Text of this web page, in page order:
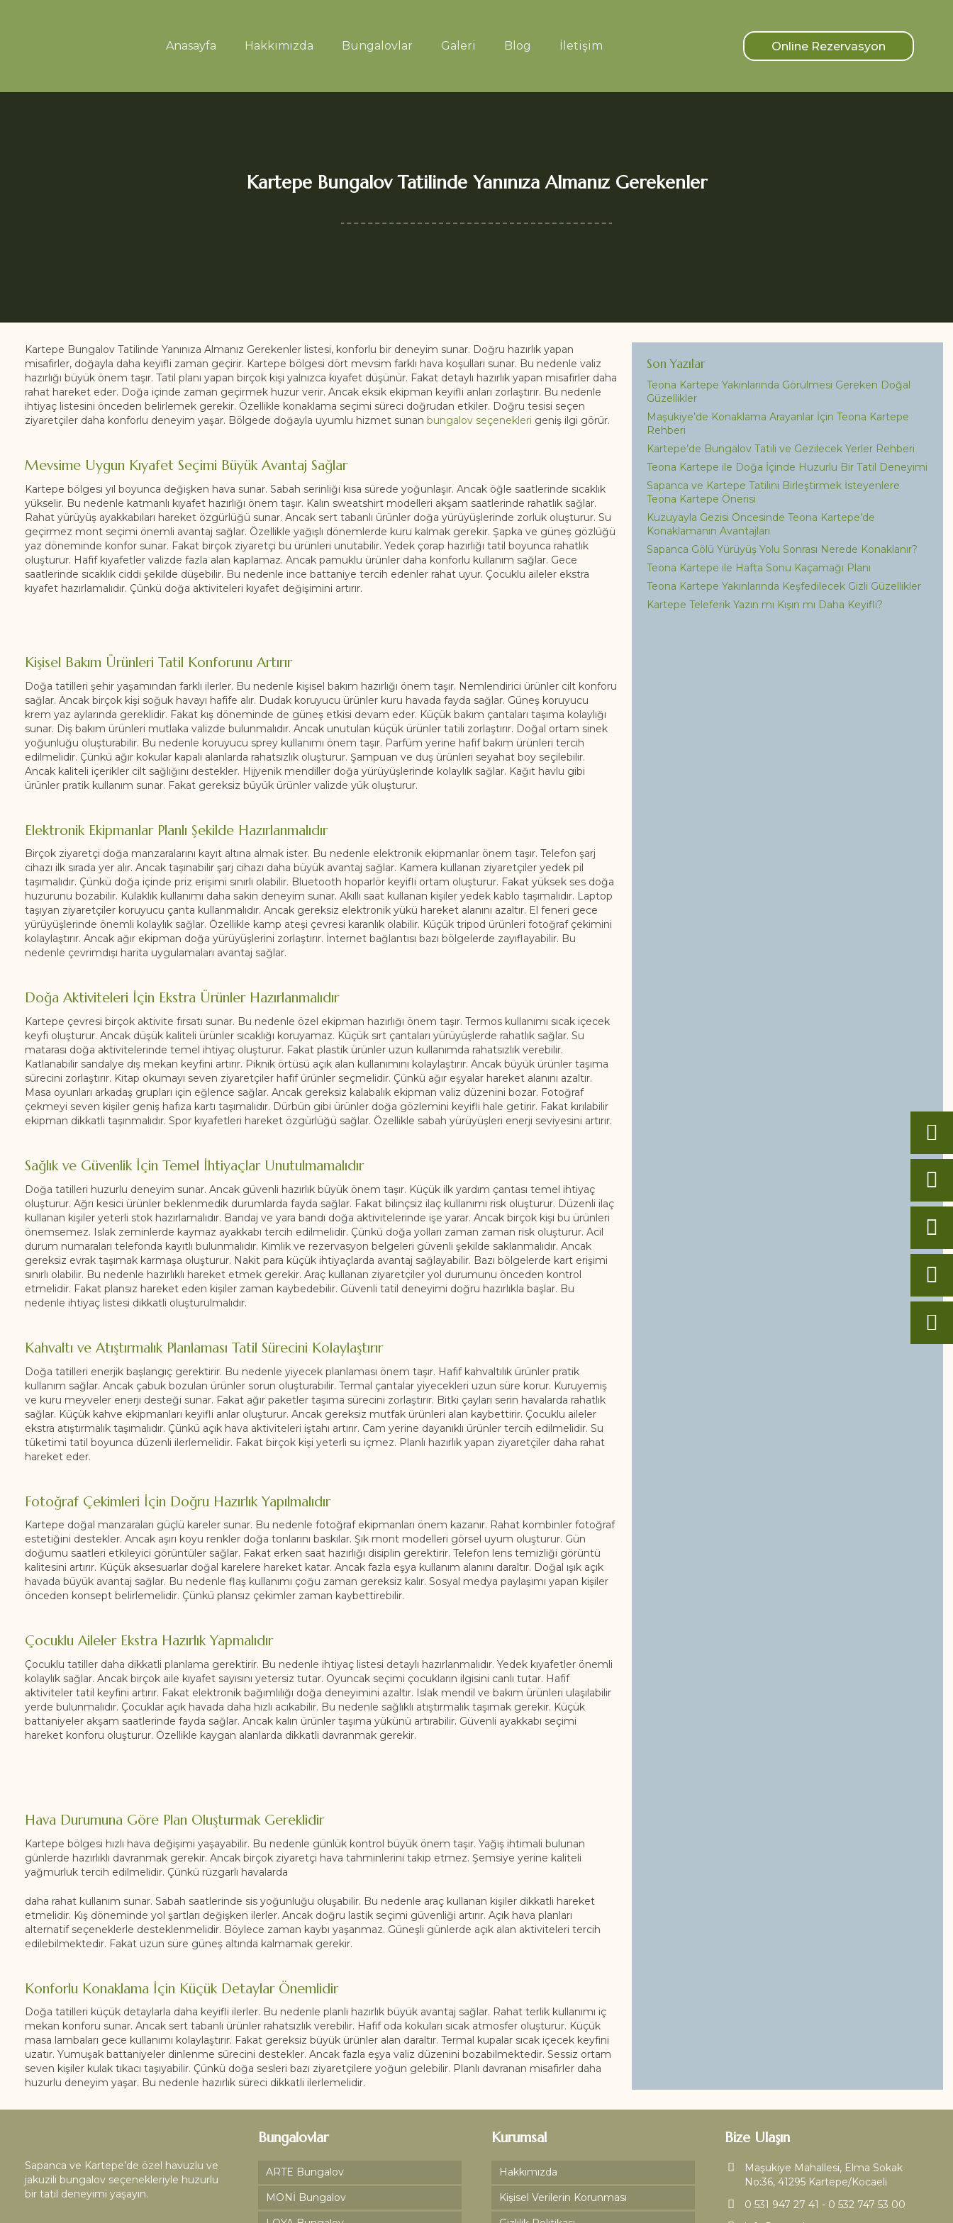
Anasayfa Hakkımızda Bungalovlar Galeri Blog İletişim Online Rezervasyon
Kartepe Bungalov Tatilinde Yanınıza Almanız Gerekenler
Kartepe Bungalov Tatilinde Yanınıza Almanız Gerekenler listesi, konforlu bir deneyim sunar. Doğru hazırlık yapan
misafirler, doğayla daha keyifli zaman geçirir. Kartepe bölgesi dört mevsim farklı hava koşulları sunar. Bu nedenle valiz
hazırlığı büyük önem taşır. Tatil planı yapan birçok kişi yalnızca kıyafet düşünür. Fakat detaylı hazırlık yapan misafirler daha
rahat hareket eder. Doğa içinde zaman geçirmek huzur verir. Ancak eksik ekipman keyifli anları zorlaştırır. Bu nedenle
ihtiyaç listesini önceden belirlemek gerekir. Özellikle konaklama seçimi süreci doğrudan etkiler. Doğru tesisi seçen
ziyaretçiler daha konforlu deneyim yaşar. Bölgede doğayla uyumlu hizmet sunan bungalov seçenekleri geniş ilgi görür.
Mevsime Uygun Kıyafet Seçimi Büyük Avantaj Sağlar
Kartepe bölgesi yıl boyunca değişken hava sunar. Sabah serinliği kısa sürede yoğunlaşır. Ancak öğle saatlerinde sıcaklık
yükselir. Bu nedenle katmanlı kıyafet hazırlığı önem taşır. Kalın sweatshirt modelleri akşam saatlerinde rahatlık sağlar.
Rahat yürüyüş ayakkabıları hareket özgürlüğü sunar. Ancak sert tabanlı ürünler doğa yürüyüşlerinde zorluk oluşturur. Su
geçirmez mont seçimi önemli avantaj sağlar. Özellikle yağışlı dönemlerde kuru kalmak gerekir. Şapka ve güneş gözlüğü
yaz döneminde konfor sunar. Fakat birçok ziyaretçi bu ürünleri unutabilir. Yedek çorap hazırlığı tatil boyunca rahatlık
oluşturur. Hafif kıyafetler valizde fazla alan kaplamaz. Ancak pamuklu ürünler daha konforlu kullanım sağlar. Gece
saatlerinde sıcaklık ciddi şekilde düşebilir. Bu nedenle ince battaniye tercih edenler rahat uyur. Çocuklu aileler ekstra
kıyafet hazırlamalıdır. Çünkü doğa aktiviteleri kıyafet değişimini artırır.
Kişisel Bakım Ürünleri Tatil Konforunu Artırır
Doğa tatilleri şehir yaşamından farklı ilerler. Bu nedenle kişisel bakım hazırlığı önem taşır. Nemlendirici ürünler cilt konforu
sağlar. Ancak birçok kişi soğuk havayı hafife alır. Dudak koruyucu ürünler kuru havada fayda sağlar. Güneş koruyucu
krem yaz aylarında gereklidir. Fakat kış döneminde de güneş etkisi devam eder. Küçük bakım çantaları taşıma kolaylığı
sunar. Diş bakım ürünleri mutlaka valizde bulunmalıdır. Ancak unutulan küçük ürünler tatili zorlaştırır. Doğal ortam sinek
yoğunluğu oluşturabilir. Bu nedenle koruyucu sprey kullanımı önem taşır. Parfüm yerine hafif bakım ürünleri tercih
edilmelidir. Çünkü ağır kokular kapalı alanlarda rahatsızlık oluşturur. Şampuan ve duş ürünleri seyahat boy seçilebilir.
Ancak kaliteli içerikler cilt sağlığını destekler. Hijyenik mendiller doğa yürüyüşlerinde kolaylık sağlar. Kağıt havlu gibi
ürünler pratik kullanım sunar. Fakat gereksiz büyük ürünler valizde yük oluşturur.
Elektronik Ekipmanlar Planlı Şekilde Hazırlanmalıdır
Birçok ziyaretçi doğa manzaralarını kayıt altına almak ister. Bu nedenle elektronik ekipmanlar önem taşır. Telefon şarj
cihazı ilk sırada yer alır. Ancak taşınabilir şarj cihazı daha büyük avantaj sağlar. Kamera kullanan ziyaretçiler yedek pil
taşımalıdır. Çünkü doğa içinde priz erişimi sınırlı olabilir. Bluetooth hoparlör keyifli ortam oluşturur. Fakat yüksek ses doğa
huzurunu bozabilir. Kulaklık kullanımı daha sakin deneyim sunar. Akıllı saat kullanan kişiler yedek kablo taşımalıdır. Laptop
taşıyan ziyaretçiler koruyucu çanta kullanmalıdır. Ancak gereksiz elektronik yükü hareket alanını azaltır. El feneri gece
yürüyüşlerinde önemli kolaylık sağlar. Özellikle kamp ateşi çevresi karanlık olabilir. Küçük tripod ürünleri fotoğraf çekimini
kolaylaştırır. Ancak ağır ekipman doğa yürüyüşlerini zorlaştırır. İnternet bağlantısı bazı bölgelerde zayıflayabilir. Bu
nedenle çevrimdışı harita uygulamaları avantaj sağlar.
Doğa Aktiviteleri İçin Ekstra Ürünler Hazırlanmalıdır
Kartepe çevresi birçok aktivite fırsatı sunar. Bu nedenle özel ekipman hazırlığı önem taşır. Termos kullanımı sıcak içecek
keyfi oluşturur. Ancak düşük kaliteli ürünler sıcaklığı koruyamaz. Küçük sırt çantaları yürüyüşlerde rahatlık sağlar. Su
matarası doğa aktivitelerinde temel ihtiyaç oluşturur. Fakat plastik ürünler uzun kullanımda rahatsızlık verebilir.
Katlanabilir sandalye dış mekan keyfini artırır. Piknik örtüsü açık alan kullanımını kolaylaştırır. Ancak büyük ürünler taşıma
sürecini zorlaştırır. Kitap okumayı seven ziyaretçiler hafif ürünler seçmelidir. Çünkü ağır eşyalar hareket alanını azaltır.
Masa oyunları arkadaş grupları için eğlence sağlar. Ancak gereksiz kalabalık ekipman valiz düzenini bozar. Fotoğraf
çekmeyi seven kişiler geniş hafıza kartı taşımalıdır. Dürbün gibi ürünler doğa gözlemini keyifli hale getirir. Fakat kırılabilir
ekipman dikkatli taşınmalıdır. Spor kıyafetleri hareket özgürlüğü sağlar. Özellikle sabah yürüyüşleri enerji seviyesini artırır.
Sağlık ve Güvenlik İçin Temel İhtiyaçlar Unutulmamalıdır
Doğa tatilleri huzurlu deneyim sunar. Ancak güvenli hazırlık büyük önem taşır. Küçük ilk yardım çantası temel ihtiyaç
oluşturur. Ağrı kesici ürünler beklenmedik durumlarda fayda sağlar. Fakat bilinçsiz ilaç kullanımı risk oluşturur. Düzenli ilaç
kullanan kişiler yeterli stok hazırlamalıdır. Bandaj ve yara bandı doğa aktivitelerinde işe yarar. Ancak birçok kişi bu ürünleri
önemsemez. Islak zeminlerde kaymaz ayakkabı tercih edilmelidir. Çünkü doğa yolları zaman zaman risk oluşturur. Acil
durum numaraları telefonda kayıtlı bulunmalıdır. Kimlik ve rezervasyon belgeleri güvenli şekilde saklanmalıdır. Ancak
gereksiz evrak taşımak karmaşa oluşturur. Nakit para küçük ihtiyaçlarda avantaj sağlayabilir. Bazı bölgelerde kart erişimi
sınırlı olabilir. Bu nedenle hazırlıklı hareket etmek gerekir. Araç kullanan ziyaretçiler yol durumunu önceden kontrol
etmelidir. Fakat plansız hareket eden kişiler zaman kaybedebilir. Güvenli tatil deneyimi doğru hazırlıkla başlar. Bu
nedenle ihtiyaç listesi dikkatli oluşturulmalıdır.
Kahvaltı ve Atıştırmalık Planlaması Tatil Sürecini Kolaylaştırır
Doğa tatilleri enerjik başlangıç gerektirir. Bu nedenle yiyecek planlaması önem taşır. Hafif kahvaltılık ürünler pratik
kullanım sağlar. Ancak çabuk bozulan ürünler sorun oluşturabilir. Termal çantalar yiyecekleri uzun süre korur. Kuruyemiş
ve kuru meyveler enerji desteği sunar. Fakat ağır paketler taşıma sürecini zorlaştırır. Bitki çayları serin havalarda rahatlık
sağlar. Küçük kahve ekipmanları keyifli anlar oluşturur. Ancak gereksiz mutfak ürünleri alan kaybettirir. Çocuklu aileler
ekstra atıştırmalık taşımalıdır. Çünkü açık hava aktiviteleri iştahı artırır. Cam yerine dayanıklı ürünler tercih edilmelidir. Su
tüketimi tatil boyunca düzenli ilerlemelidir. Fakat birçok kişi yeterli su içmez. Planlı hazırlık yapan ziyaretçiler daha rahat
hareket eder.
Fotoğraf Çekimleri İçin Doğru Hazırlık Yapılmalıdır
Kartepe doğal manzaraları güçlü kareler sunar. Bu nedenle fotoğraf ekipmanları önem kazanır. Rahat kombinler fotoğraf
estetiğini destekler. Ancak aşırı koyu renkler doğa tonlarını baskılar. Şık mont modelleri görsel uyum oluşturur. Gün
doğumu saatleri etkileyici görüntüler sağlar. Fakat erken saat hazırlığı disiplin gerektirir. Telefon lens temizliği görüntü
kalitesini artırır. Küçük aksesuarlar doğal karelere hareket katar. Ancak fazla eşya kullanım alanını daraltır. Doğal ışık açık
havada büyük avantaj sağlar. Bu nedenle flaş kullanımı çoğu zaman gereksiz kalır. Sosyal medya paylaşımı yapan kişiler
önceden konsept belirlemelidir. Çünkü plansız çekimler zaman kaybettirebilir.
Çocuklu Aileler Ekstra Hazırlık Yapmalıdır
Çocuklu tatiller daha dikkatli planlama gerektirir. Bu nedenle ihtiyaç listesi detaylı hazırlanmalıdır. Yedek kıyafetler önemli
kolaylık sağlar. Ancak birçok aile kıyafet sayısını yetersiz tutar. Oyuncak seçimi çocukların ilgisini canlı tutar. Hafif
aktiviteler tatil keyfini artırır. Fakat elektronik bağımlılığı doğa deneyimini azaltır. Islak mendil ve bakım ürünleri ulaşılabilir
yerde bulunmalıdır. Çocuklar açık havada daha hızlı acıkabilir. Bu nedenle sağlıklı atıştırmalık taşımak gerekir. Küçük
battaniyeler akşam saatlerinde fayda sağlar. Ancak kalın ürünler taşıma yükünü artırabilir. Güvenli ayakkabı seçimi
hareket konforu oluşturur. Özellikle kaygan alanlarda dikkatli davranmak gerekir.
Hava Durumuna Göre Plan Oluşturmak Gereklidir
Kartepe bölgesi hızlı hava değişimi yaşayabilir. Bu nedenle günlük kontrol büyük önem taşır. Yağış ihtimali bulunan
günlerde hazırlıklı davranmak gerekir. Ancak birçok ziyaretçi hava tahminlerini takip etmez. Şemsiye yerine kaliteli
yağmurluk tercih edilmelidir. Çünkü rüzgarlı havalarda
daha rahat kullanım sunar. Sabah saatlerinde sis yoğunluğu oluşabilir. Bu nedenle araç kullanan kişiler dikkatli hareket
etmelidir. Kış döneminde yol şartları değişken ilerler. Ancak doğru lastik seçimi güvenliği artırır. Açık hava planları
alternatif seçeneklerle desteklenmelidir. Böylece zaman kaybı yaşanmaz. Güneşli günlerde açık alan aktiviteleri tercih
edilebilmektedir. Fakat uzun süre güneş altında kalmamak gerekir.
Konforlu Konaklama İçin Küçük Detaylar Önemlidir
Doğa tatilleri küçük detaylarla daha keyifli ilerler. Bu nedenle planlı hazırlık büyük avantaj sağlar. Rahat terlik kullanımı iç
mekan konforu sunar. Ancak sert tabanlı ürünler rahatsızlık verebilir. Hafif oda kokuları sıcak atmosfer oluşturur. Küçük
masa lambaları gece kullanımı kolaylaştırır. Fakat gereksiz büyük ürünler alan daraltır. Termal kupalar sıcak içecek keyfini
uzatır. Yumuşak battaniyeler dinlenme sürecini destekler. Ancak fazla eşya valiz düzenini bozabilmektedir. Sessiz ortam
seven kişiler kulak tıkacı taşıyabilir. Çünkü doğa sesleri bazı ziyaretçilere yoğun gelebilir. Planlı davranan misafirler daha
huzurlu deneyim yaşar. Bu nedenle hazırlık süreci dikkatli ilerlemelidir.
Son Yazılar
Teona Kartepe Yakınlarında Görülmesi Gereken Doğal
Güzellikler
Maşukiye’de Konaklama Arayanlar İçin Teona Kartepe
Rehberi
Kartepe’de Bungalov Tatili ve Gezilecek Yerler Rehberi
Teona Kartepe ile Doğa İçinde Huzurlu Bir Tatil Deneyimi
Sapanca ve Kartepe Tatilini Birleştirmek İsteyenlere
Teona Kartepe Önerisi
Kuzuyayla Gezisi Öncesinde Teona Kartepe’de
Konaklamanın Avantajları
Sapanca Gölü Yürüyüş Yolu Sonrası Nerede Konaklanır?
Teona Kartepe ile Hafta Sonu Kaçamağı Planı
Teona Kartepe Yakınlarında Keşfedilecek Gizli Güzellikler
Kartepe Teleferik Yazın mı Kışın mı Daha Keyifli?
Sapanca ve Kartepe’de özel havuzlu ve
jakuzili bungalov seçenekleriyle huzurlu
bir tatil deneyimi yaşayın.
Bungalovlar
ARTE Bungalov
MONİ Bungalov
Kurumsal
Hakkımızda
Kişisel Verilerin Korunması
Bize Ulaşın
Maşukiye Mahallesi, Elma Sokak
No:36, 41295 Kartepe/Kocaeli
0 531 947 27 41 - 0 532 747 53 00